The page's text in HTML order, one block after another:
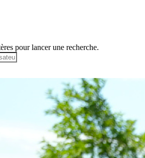
pour lancer une recherche.